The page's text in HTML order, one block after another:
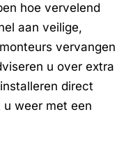
hoe vervelend
aan veilige,
vervangen
u over extra
direct
weer met een